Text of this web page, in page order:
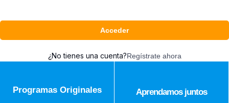
Acceder
¿No tienes una cuenta?Regístrate ahora
Programas Originales Aprendamos juntos